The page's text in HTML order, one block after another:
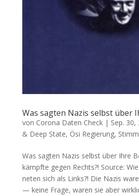
Was sagten Nazis selbst über
von Corona Daten Check| Sep. 30,
& Deep State, Ösi Regierung,
Was sagten Nazis selbst über Ihre
kämpf­te gegen Rechts?! Source:
ne­ten sich als Links?! Die Nazis
— kei­ne Fra­ge, waren sie aber